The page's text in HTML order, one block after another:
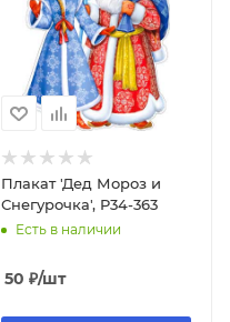
Плакат 'Дед Мороз и
Снегурочка', P34-363
Есть в наличии
50 ₽/шт